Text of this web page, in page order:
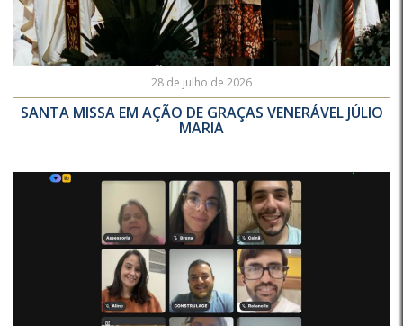
28 de julho de 2026
SANTA MISSA EM AÇÃO DE GRAÇAS VENERÁVEL JÚLIO
MARIA